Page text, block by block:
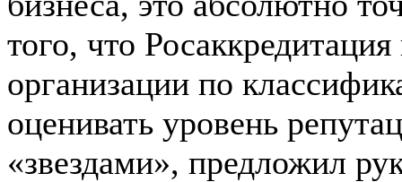
того, что
организации по
оценивать уровень
«звездами», предложил